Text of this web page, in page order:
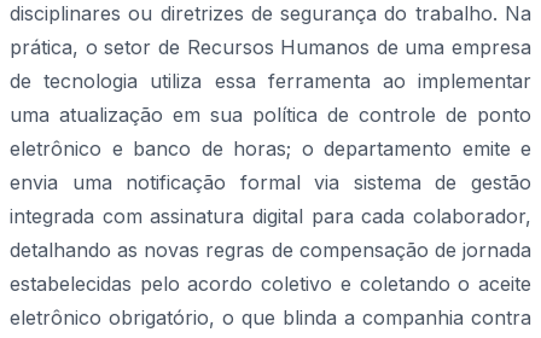
disciplinares ou diretrizes de segurança do trabalho. Na
prática, o setor de Recursos Humanos de uma empresa
de tecnologia utiliza essa ferramenta ao implementar
uma atualização em sua política de controle de ponto
eletrônico e banco de horas; o departamento emite e
envia uma notificação formal via sistema de gestão
integrada com assinatura digital para cada colaborador,
detalhando as novas regras de compensação de jornada
estabelecidas pelo acordo coletivo e coletando o aceite
eletrônico obrigatório, o que blinda a companhia contra